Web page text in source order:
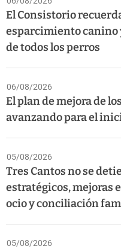
El Consistorio
esparcimiento canino
de todos los perros
06/08/2026
El plan de mejora de
avanzando para el
05/08/2026
Tres Cantos no se
estratégicos, mejoras
ocio y conciliación
05/08/2026